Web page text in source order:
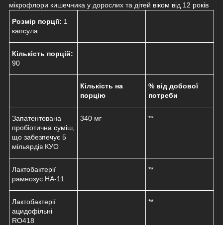
мікрофлори кишечника у дорослих та дітей віком від 12 років
Розмір порції: 1
капсула
Кількість порцій:
90
Кількість на
порцію
% від добової
потреби
Запатентована
пробіотична суміш,
що забезпечує 5
мільярдів КУО
340 мг **
Лактобактерії
рамнозус HA-11
**
Лактобактерії
ацидофільні
RO418
**